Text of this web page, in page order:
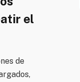
el
de